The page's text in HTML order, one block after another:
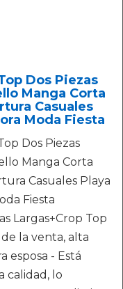
Dos Piezas
Manga Corta
Casuales
Moda Fiesta
Dos Piezas
Manga Corta
Casuales Playa
Fiesta
Largas+Crop Top
la venta, alta
esposa - Está
calidad, lo